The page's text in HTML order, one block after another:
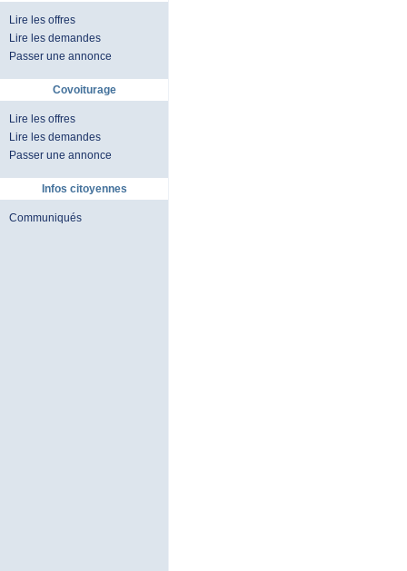
Lire les offres
Lire les demandes
Passer une annonce
Covoiturage
Lire les offres
Lire les demandes
Passer une annonce
Infos citoyennes
Communiqués